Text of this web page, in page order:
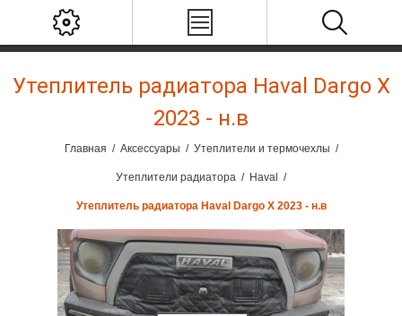
Утеплитель радиатора Haval Dargo X
2023 - н.в
Главная / Аксессуары / Утеплители и термочехлы /
Утеплители радиатора / Haval /
Утеплитель радиатора Haval Dargo X 2023 - н.в